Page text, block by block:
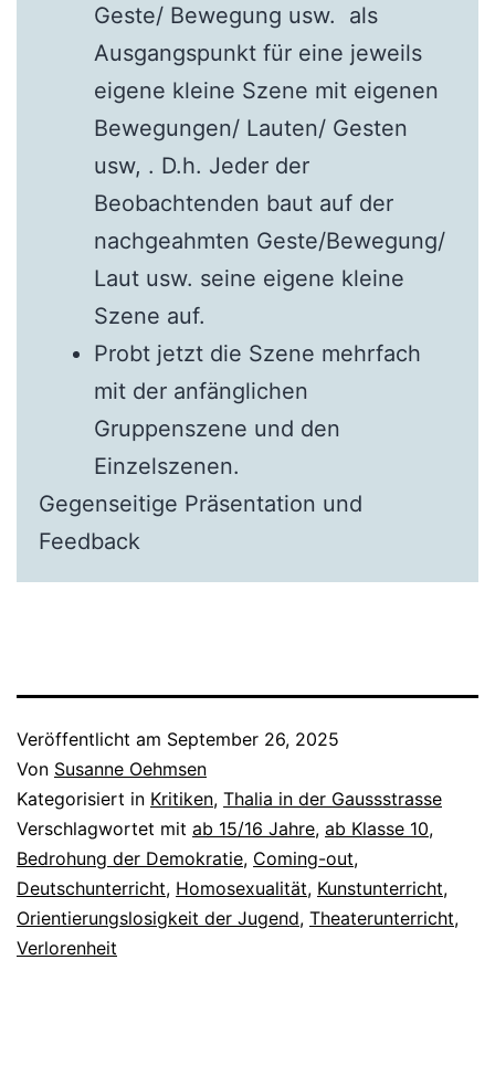
Geste/ Bewegung usw. als
Ausgangspunkt für eine jeweils
eigene kleine Szene mit eigenen
Bewegungen/ Lauten/ Gesten
usw, . D.h. Jeder der
Beobachtenden baut auf der
nachgeahmten Geste/Bewegung/
Laut usw. seine eigene kleine
Szene auf.
Probt jetzt die Szene mehrfach
mit der anfänglichen
Gruppenszene und den
Einzelszenen.
Gegenseitige Präsentation und
Feedback
Veröffentlicht am September 26, 2025
Von Susanne Oehmsen
Kategorisiert in Kritiken, Thalia in der Gaussstrasse
Verschlagwortet mit ab 15/16 Jahre, ab Klasse 10,
Bedrohung der Demokratie, Coming-out,
Deutschunterricht, Homosexualität, Kunstunterricht,
Orientierungslosigkeit der Jugend, Theaterunterricht,
Verlorenheit